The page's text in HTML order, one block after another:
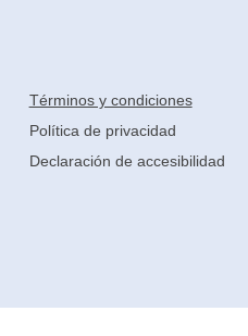
Términos y condiciones
Política de privacidad
Declaración de accesibilidad